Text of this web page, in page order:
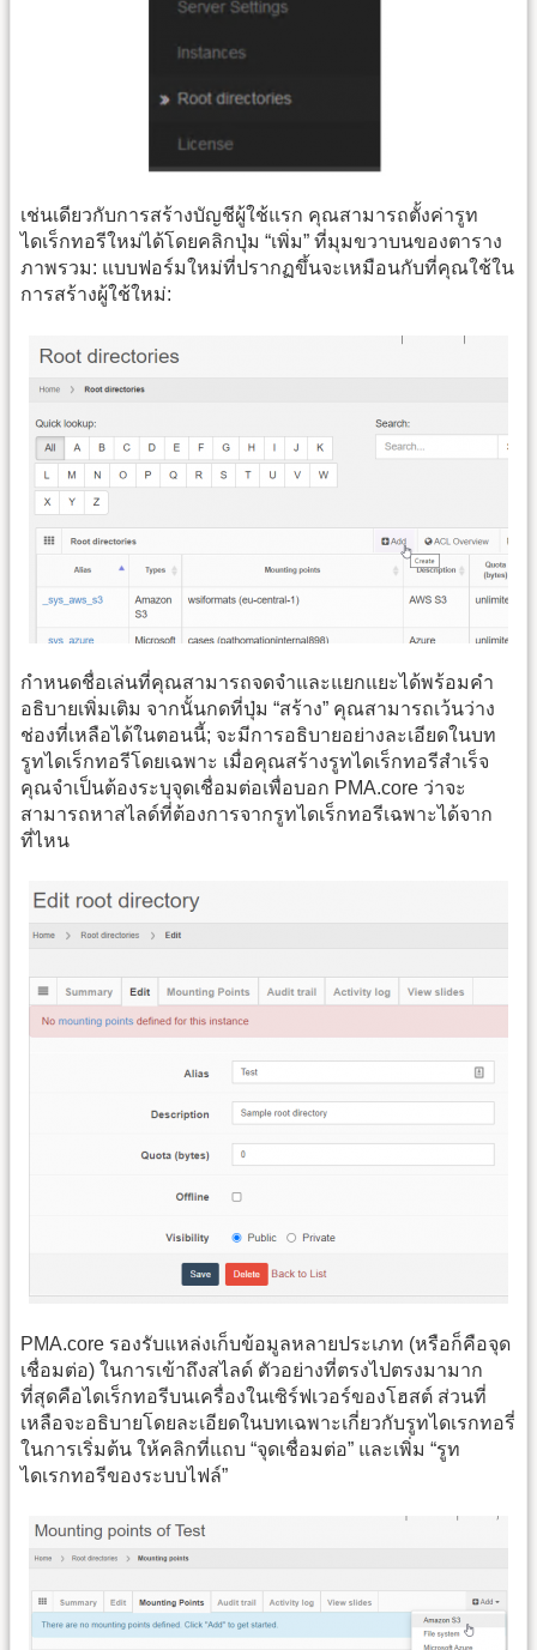
เช่นเดียวกับการสร้างบัญชีผู้ใช้แรก คุณสามารถตั้งค่ารูท
ไดเร็กทอรีใหม่ได้โดยคลิกปุ่ม “เพิ่ม” ที่มุมขวาบนของตาราง
ภาพรวม: แบบฟอร์มใหม่ที่ปรากฏขึ้นจะเหมือนกับที่คุณใช้ใน
การสร้างผู้ใช้ใหม่:
กำหนดชื่อเล่นที่คุณสามารถจดจำและแยกแยะได้พร้อมคำ
อธิบายเพิ่มเติม จากนั้นกดที่ปุ่ม “สร้าง” คุณสามารถเว้นว่าง
ช่องที่เหลือได้ในตอนนี้; จะมีการอธิบายอย่างละเอียดในบท
รูทไดเร็กทอรีโดยเฉพาะ เมื่อคุณสร้างรูทไดเร็กทอรีสำเร็จ
คุณจำเป็นต้องระบุจุดเชื่อมต่อเพื่อบอก PMA.core ว่าจะ
สามารถหาสไลด์ที่ต้องการจากรูทไดเร็กทอรีเฉพาะได้จาก
ที่ไหน
PMA.core รองรับแหล่งเก็บข้อมูลหลายประเภท (หรือก็คือจุด
เชื่อมต่อ) ในการเข้าถึงสไลด์ ตัวอย่างที่ตรงไปตรงมามาก
ที่สุดคือไดเร็กทอรีบนเครื่องในเซิร์ฟเวอร์ของโฮสต์ ส่วนที่
เหลือจะอธิบายโดยละเอียดในบทเฉพาะเกี่ยวกับรูทไดเรกทอรี่
ในการเริ่มต้น ให้คลิกที่แถบ “จุดเชื่อมต่อ” และเพิ่ม “รูท
ไดเรกทอรีของระบบไฟล์”